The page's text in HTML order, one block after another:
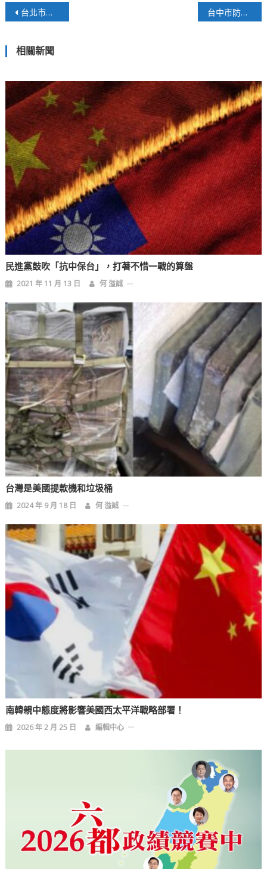
文
導
覽
台北市音圖中心一再延宕，市民福祉受到影響 台中市防疫滿意度六都第一！朱暖英：肯定市府團隊
相關新聞
民進黨鼓吹「抗中保台」，打著不惜一戰的算盤
2021 年 11 月 13 日 何 溢誠
台灣是美國提款機和垃圾桶
2024 年 9 月 18 日 何 溢誠
南韓親中態度將影響美國西太平洋戰略部署！
2026 年 2 月 25 日 編輯中心